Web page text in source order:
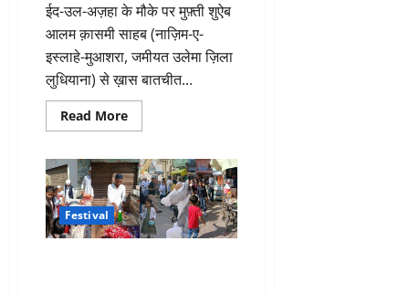
ईद-उल-अज़हा के मौके पर मुफ़्ती शुऐब
आलम क़ासमी साहब (नाज़िम-ए-
इस्लाहे-मुआशरा, जमीयत उलेमा ज़िला
लुधियाना) से ख़ास बातचीत...
Read MoreRead
more
उल-
अज़हा:
एक
वैश्विक
संदेश,
और
इब्राहीमी
Festival